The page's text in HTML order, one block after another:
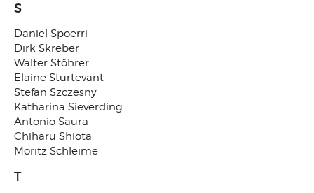
S
Daniel Spoerri
Dirk Skreber
Walter Stöhrer
Elaine Sturtevant
Stefan Szczesny
Katharina Sieverding
Antonio Saura
Chiharu Shiota
Moritz Schleime
T